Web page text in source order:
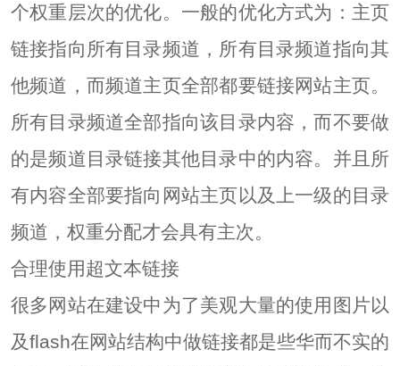
个权重层次的优化。一般的优化方式为：主页
链接指向所有目录频道，所有目录频道指向其
他频道，而频道主页全部都要链接网站主页。
所有目录频道全部指向该目录内容，而不要做
的是频道目录链接其他目录中的内容。并且所
有内容全部要指向网站主页以及上一级的目录
频道，权重分配才会具有主次。
合理使用超文本链接
很多网站在建设中为了美观大量的使用图片以
及flash在网站结构中做链接都是些华而不实的